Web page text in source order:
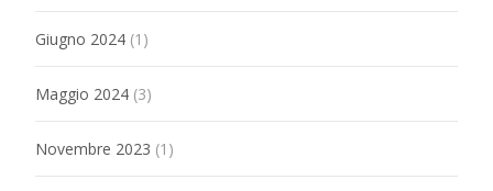
Giugno 2024 (1)
Maggio 2024 (3)
Novembre 2023 (1)